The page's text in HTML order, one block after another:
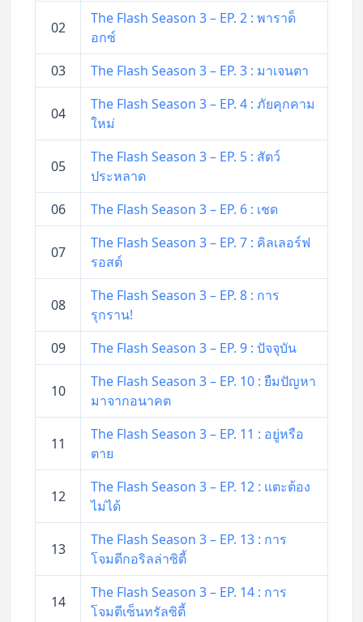
02
The Flash Season 3 – EP. 2 : พาราด็
อกซ์
03
The Flash Season 3 – EP. 3 : มาเจนตา
04
The Flash Season 3 – EP. 4 : ภัยคุกคาม
ใหม่
05
The Flash Season 3 – EP. 5 : สัตว์
ประหลาด
06
The Flash Season 3 – EP. 6 : เชด
07
The Flash Season 3 – EP. 7 : คิลเลอร์ฟ
รอสต์
08
The Flash Season 3 – EP. 8 : การ
รุกราน!
09
The Flash Season 3 – EP. 9 : ปัจจุบัน
10
The Flash Season 3 – EP. 10 : ยืมปัญหา
มาจากอนาคต
11
The Flash Season 3 – EP. 11 : อยู่หรือ
ตาย
12
The Flash Season 3 – EP. 12 : แตะต้อง
ไม่ได้
13
The Flash Season 3 – EP. 13 : การ
โจมตีกอริลล่าซิตี้
14
The Flash Season 3 – EP. 14 : การ
โจมตีเซ็นทรัลซิตี้